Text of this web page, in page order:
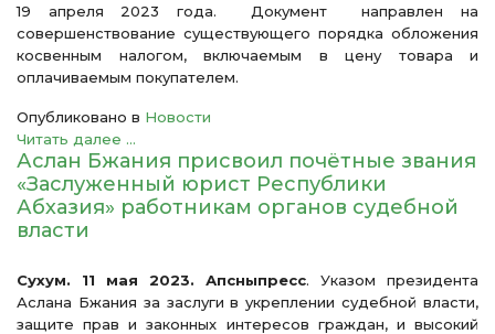
19 апреля 2023 года. Документ направлен на
совершенствование существующего порядка обложения
косвенным налогом, включаемым в цену товара и
оплачиваемым покупателем.
Опубликовано в Новости
Читать далее ...
Аслан Бжания присвоил почётные звания
«Заслуженный юрист Республики
Абхазия» работникам органов судебной
власти
Сухум. 11 мая 2023. Апсныпресс. Указом президента
Аслана Бжания за заслуги в укреплении судебной власти,
защите прав и законных интересов граждан, и высокий